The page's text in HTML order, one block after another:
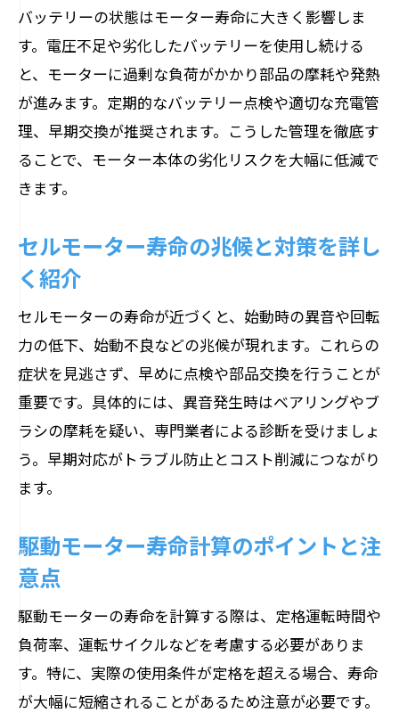
バッテリーの状態はモーター寿命に大きく影響しま
す。電圧不足や劣化したバッテリーを使用し続ける
と、モーターに過剰な負荷がかかり部品の摩耗や発熱
が進みます。定期的なバッテリー点検や適切な充電管
理、早期交換が推奨されます。こうした管理を徹底す
ることで、モーター本体の劣化リスクを大幅に低減で
きます。
セルモーター寿命の兆候と対策を詳し
く紹介
セルモーターの寿命が近づくと、始動時の異音や回転
力の低下、始動不良などの兆候が現れます。これらの
症状を見逃さず、早めに点検や部品交換を行うことが
重要です。具体的には、異音発生時はベアリングやブ
ラシの摩耗を疑い、専門業者による診断を受けましょ
う。早期対応がトラブル防止とコスト削減につながり
ます。
駆動モーター寿命計算のポイントと注
意点
駆動モーターの寿命を計算する際は、定格運転時間や
負荷率、運転サイクルなどを考慮する必要がありま
す。特に、実際の使用条件が定格を超える場合、寿命
が大幅に短縮されることがあるため注意が必要です。